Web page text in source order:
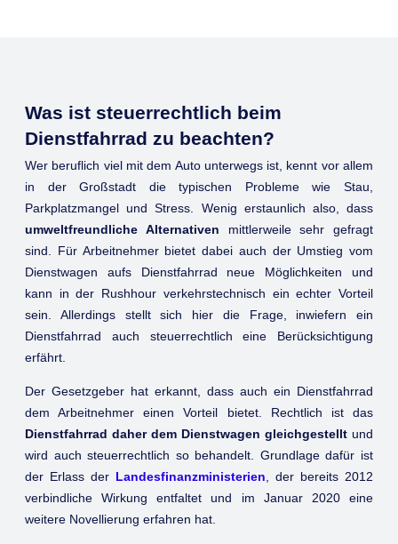
Was ist steuerrechtlich beim
Dienstfahrrad zu beachten?
Wer beruflich viel mit dem Auto unterwegs ist, kennt vor allem
in der Großstadt die typischen Probleme wie Stau,
Parkplatzmangel und Stress. Wenig erstaunlich also, dass
umweltfreundliche Alternativen mittlerweile sehr gefragt
sind. Für Arbeitnehmer bietet dabei auch der Umstieg vom
Dienstwagen aufs Dienstfahrrad neue Möglichkeiten und
kann in der Rushhour verkehrstechnisch ein echter Vorteil
sein. Allerdings stellt sich hier die Frage, inwiefern ein
Dienstfahrrad auch steuerrechtlich eine Berücksichtigung
erfährt.
Der Gesetzgeber hat erkannt, dass auch ein Dienstfahrrad
dem Arbeitnehmer einen Vorteil bietet. Rechtlich ist das
Dienstfahrrad daher dem Dienstwagen gleichgestellt und
wird auch steuerrechtlich so behandelt. Grundlage dafür ist
der Erlass der Landesfinanzministerien , der bereits 2012
verbindliche Wirkung entfaltet und im Januar 2020 eine
weitere Novellierung erfahren hat.